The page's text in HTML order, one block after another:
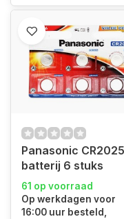
Panasonic CR2025
batterij 6 stuks
61 op voorraad
Op werkdagen voor
16:00 uur besteld,